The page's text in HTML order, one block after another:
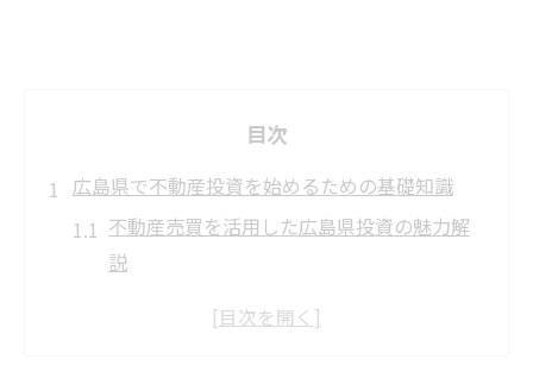
目次
広島県で不動産投資を始めるための基礎知識
不動産売買を活用した広島県投資の魅力解
説
広島の不動産投資で押さえるべき市場動向